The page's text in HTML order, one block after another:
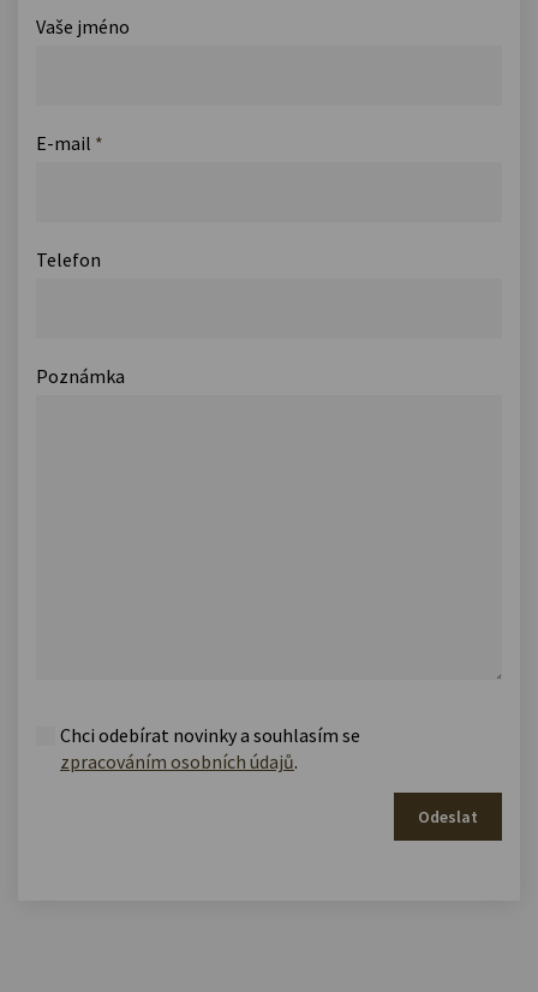
Vaše jméno
E-mail *
Telefon
Poznámka
Chci odebírat novinky a souhlasím se
zpracováním osobních údajů.
Odeslat